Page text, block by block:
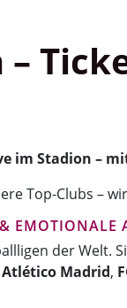
im Stadion
Top-Clubs –
EMOTIONALE
der Welt.
Atlético Madrid,